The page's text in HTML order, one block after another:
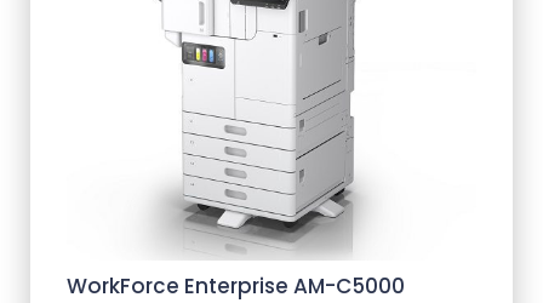
WorkForce Enterprise​ AM-C5000​